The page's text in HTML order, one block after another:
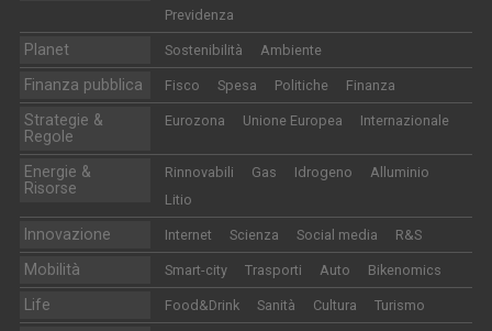
Previdenza
Planet Sostenibilità Ambiente
Finanza pubblica Fisco Spesa Politiche Finanza
Strategie &
Regole
Eurozona Unione Europea Internazionale
Energie &
Risorse
Rinnovabili Gas Idrogeno
Alluminio
Litio
Innovazione Internet Scienza Social media R&S
Mobilità Smart-city Trasporti Auto Bikenomics
Life Food&Drink Sanità Cultura Turismo